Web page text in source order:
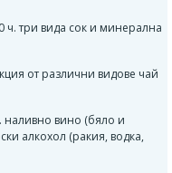
ч. три вида сок и минерална
от различни видове чай
наливно вино (бяло и
алкохол (ракия, водка,